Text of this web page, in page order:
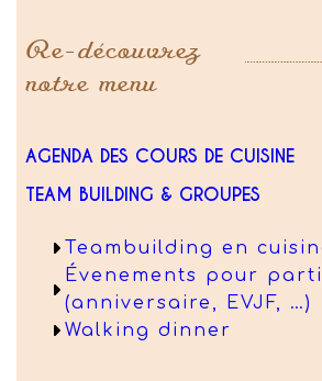
Re-découvrez
notre menu
AGENDA DES COURS DE CUISINE
TEAM BUILDING & GROUPES
Teambuilding en
Évenements pour
(anniversaire, EVJF, …)
Walking dinner